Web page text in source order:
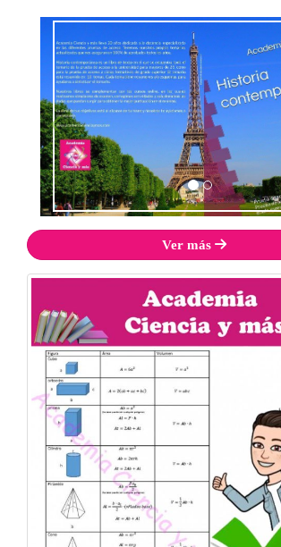
Anterior
Ver más